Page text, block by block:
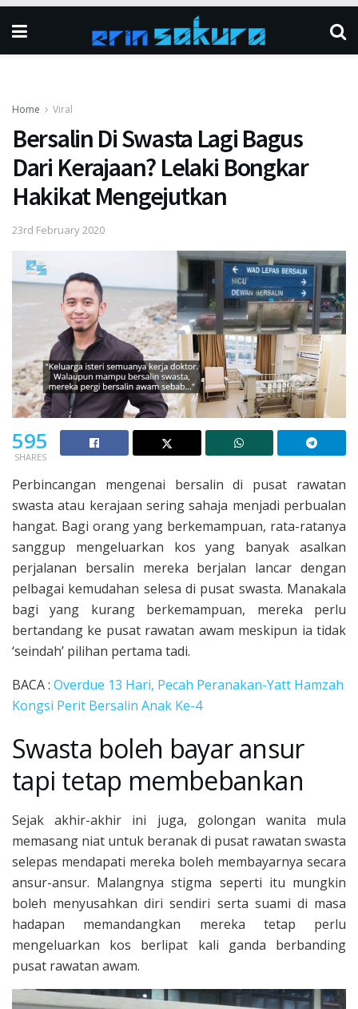
Home Viral
Bersalin Di Swasta Lagi Bagus
Dari Kerajaan? Lelaki Bongkar
Hakikat Mengejutkan
23rd February 2020
595
SHARES
Perbincangan mengenai bersalin di pusat rawatan
swasta atau kerajaan sering sahaja menjadi perbualan
hangat. Bagi orang yang berkemampuan, rata-ratanya
sanggup mengeluarkan kos yang banyak asalkan
perjalanan bersalin mereka berjalan lancar dengan
pelbagai kemudahan selesa di pusat swasta. Manakala
bagi yang kurang berkemampuan, mereka perlu
bertandang ke pusat rawatan awam meskipun ia tidak
‘seindah’ pilihan pertama tadi.
BACA : Overdue 13 Hari, Pecah Peranakan-Yatt Hamzah
Kongsi Perit Bersalin Anak Ke-4
Swasta boleh bayar ansur
tapi tetap membebankan
Sejak akhir-akhir ini juga, golongan wanita mula
memasang niat untuk beranak di pusat rawatan swasta
selepas mendapati mereka boleh membayarnya secara
ansur-ansur. Malangnya stigma seperti itu mungkin
boleh menyusahkan diri sendiri serta suami di masa
hadapan memandangkan mereka tetap perlu
mengeluarkan kos berlipat kali ganda berbanding
pusat rawatan awam.